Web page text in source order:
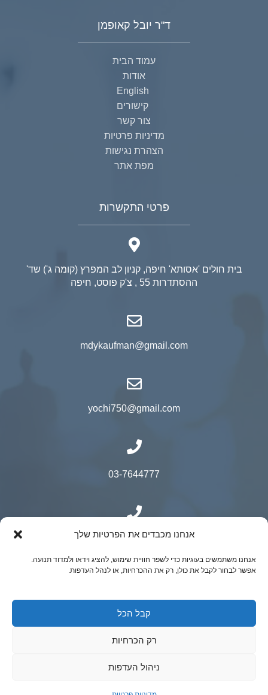
אנחנו מכבדים את הפרטיות שלך
אנחנו משתמשים בעוגיות כדי לשפר חוויית שימוש, להציג וידאו ולמדוד תנועה.
אפשר לבחור לקבל את כולן, רק את ההכרחיות, או לנהל העדפות.
קבל הכל
רק הכרחיות
ניהול העדפות
ד"ר יובל קאופמן
עמוד הבית
אודות
English
קישורים
צור קשר
מדיניות פרטיות
הצהרת נגישות
מפת אתר
פרטי התקשרות
בית חולים 'אסותא' חיפה, קניון לב המפרץ (קומה ג') שד'
ההסתדרות 55 , צ'ק פוסט, חיפה
mdykaufman@gmail.com
yochi750@gmail.com
03-7644777
050-9500525
© כל הזכויות שמורות ל"ר יובל קאופמן- כירורגיה
גניקולוגית מתקדמת | נבנה ע"י ADACTIVE